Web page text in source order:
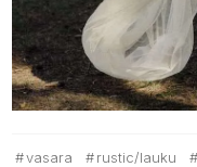
vasara rustic/lauku